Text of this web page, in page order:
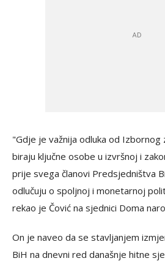
"Gdje je važnija odluka od Izbornog
biraju ključne osobe u izvršnoj i
prije svega članovi Predsjedništva
odlučuju o spoljnoj i monetarnoj
rekao je Čović na sjednici Doma
On je naveo da se stavljanjem
BiH na dnevni red današnje hitne